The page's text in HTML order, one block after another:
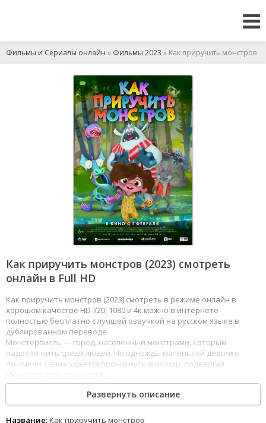
Фильмы и Сериалы онлайн » Фильмы 2023 » Как приручить монстров
Как приручить монстров (2023) смотреть
онлайн в Full HD
Как приручить монстров (2023) смотреть в режиме онлайн в
хорошем качестве HD 720, 1080 и 4к можно в интернете
полностью бесплатно с лучшей озвучкой на русском языке в
дублированном переводе.
Монстервилль — город, населенный монстрами, которым
надоело жить среди людей. Но однажды маленькой девочке
по имени Ханна удается проникнуть в их мир, подвергая
Развернуть описание
Название:Как приручить монстров